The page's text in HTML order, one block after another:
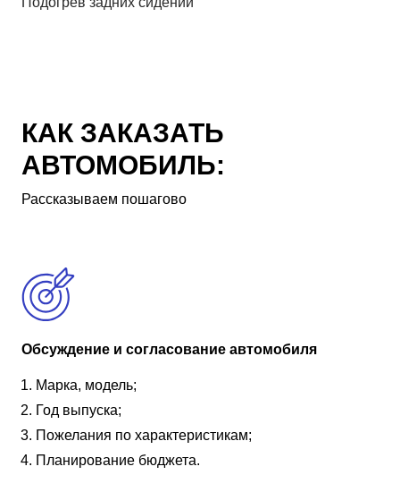
КАК ЗАКАЗАТЬ
АВТОМОБИЛЬ:
Рассказываем пошагово
Обсуждение и согласование автомобиля
Марка, модель;
Год выпуска;
Пожелания по характеристикам;
Планирование бюджета.